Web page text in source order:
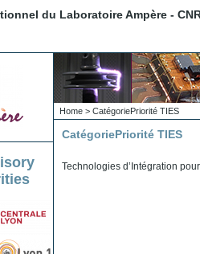
du Laboratoire Ampère -
Home > CatégoriePriorité TIES
CatégoriePriorité TIES
Technologies d’Intégration